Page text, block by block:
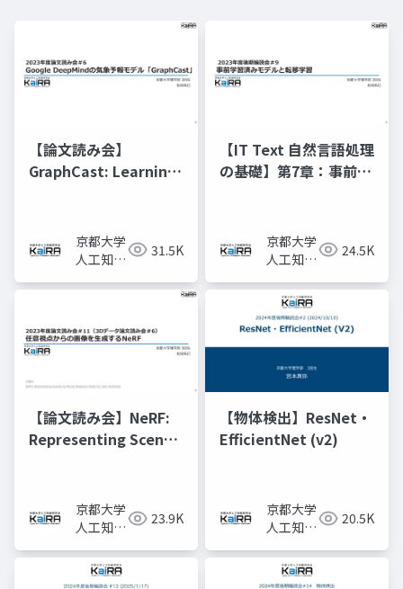
【論文読み会】
GraphCast: Learning
weather forecasting
京都大学
人工知能
KaiRA
31.5K
【IT Text 自然言語処理
の基礎】第7章：事前学
京都大学
人工知能
KaiRA
24.5K
【論文読み会】NeRF:
Representing Scenes
Synthesis京都大学
人工知能
KaiRA
23.9K
【物体検出】ResNet・
EfficientNet (v2)
京都大学
人工知能
KaiRA
20.5K